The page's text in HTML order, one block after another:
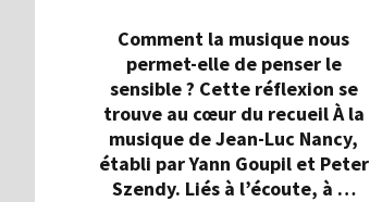
Comment la musique nous
permet-elle de penser le
sensible ? Cette réflexion se
trouve au cœur du recueil À la
musique de Jean-Luc Nancy,
établi par Yann Goupil et Peter
Szendy. Liés à l’écoute, à …